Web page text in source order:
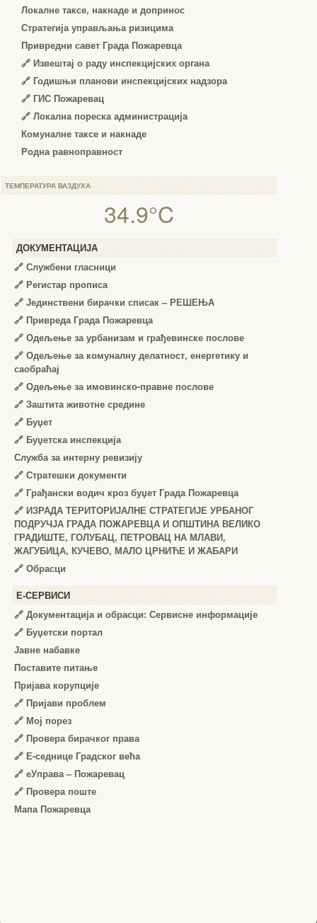
Локалне таксе, накнаде и допринос
Стратегија управљања ризицима
Привредни савет Града Пожаревца
🔗 Извештај о раду инспекцијских органа
🔗 Годишњи планови инспекцијских надзора
🔗 ГИС Пожаревац
🔗 Локална пореска администрација
Комуналне таксе и накнаде
Родна равноправност
ТЕМПЕРАТУРА ВАЗДУХА
34.9°C
ДОКУМЕНТАЦИЈА
🔗 Службени гласници
🔗 Регистар прописа
🔗 Јединствени бирачки списак – РЕШЕЊА
🔗 Привреда Града Пожаревца
🔗 Одељење за урбанизам и грађевинске послове
🔗 Одељење за комуналну делатност, енергетику и
саобраћај
🔗 Одељење за имовинско-правне послове
🔗 Заштита животне средине
🔗 Буџет
🔗 Буџетска инспекција
Служба за интерну ревизију
🔗 Стратешки документи
🔗 Грађански водич кроз буџет Града Пожаревца
🔗 ИЗРАДА ТЕРИТОРИЈАЛНЕ СТРАТЕГИЈЕ УРБАНОГ
ПОДРУЧЈА ГРАДА ПОЖАРЕВЦА И ОПШТИНА ВЕЛИКО
ГРАДИШТЕ, ГОЛУБАЦ, ПЕТРОВАЦ НА МЛАВИ,
ЖАГУБИЦА, КУЧЕВО, МАЛО ЦРНИЋЕ И ЖАБАРИ
🔗 Обрасци
Е-СЕРВИСИ
🔗 Документација и обрасци: Сервисне информације
🔗 Буџетски портал
Јавне набавке
Поставите питање
Пријава корупције
🔗 Пријави проблем
🔗 Мој порез
🔗 Провера бирачког права
🔗 Е-седнице Градског већа
🔗 еУправа – Пожаревац
🔗 Провера поште
Мапа Пожаревца